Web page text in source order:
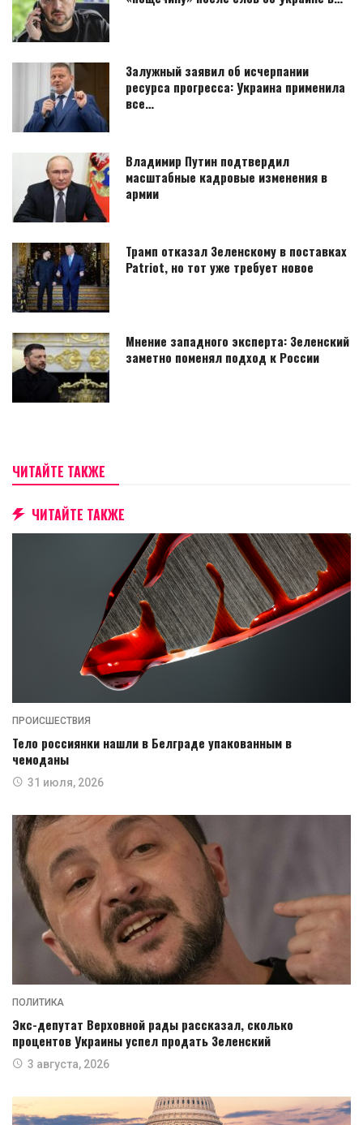
Залужный заявил об исчерпании
ресурса прогресса: Украина применила
все…
Владимир Путин подтвердил
масштабные кадровые изменения в
армии
Трамп отказал Зеленскому в поставках
Patriot, но тот уже требует новое
Мнение западного эксперта: Зеленский
заметно поменял подход к России
ЧИТАЙТЕ ТАКЖЕ
ЧИТАЙТЕ ТАКЖЕ
ПРОИСШЕСТВИЯ
Тело россиянки нашли в Белграде упакованным в
чемоданы
31 июля, 2026
ПОЛИТИКА
Экс-депутат Верховной рады рассказал, сколько
процентов Украины успел продать Зеленский
3 августа, 2026